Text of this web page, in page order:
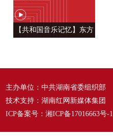
【共和国音乐记忆】东方
主办单位：中共湖南省委组织部
技术支持：湖南红网新媒体集团
ICP备案号： 湘ICP备17016663号-1